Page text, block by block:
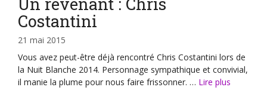
Costantini
21 mai 2015
Vous avez peut-être déjà rencontré Chris Costantini lors de
la Nuit Blanche 2014. Personnage sympathique et convivial,
il manie la plume pour nous faire frissonner. … Lire plus